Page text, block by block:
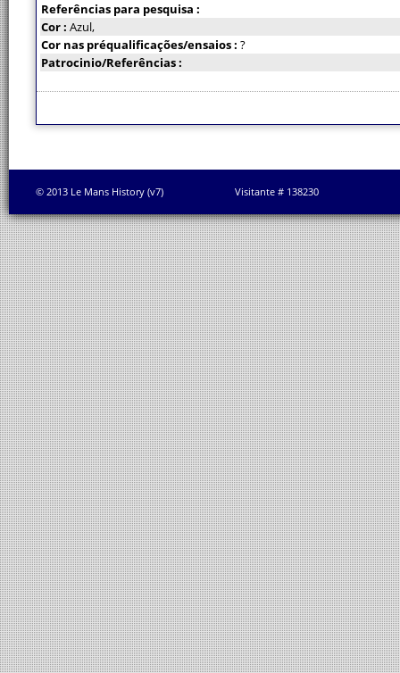
Referências para pesquisa :
Cor : Azul,
Cor nas préqualificações/ensaios : ?
Patrocinio/Referências :
© 2013 Le Mans History (v7) Visitante # 138230